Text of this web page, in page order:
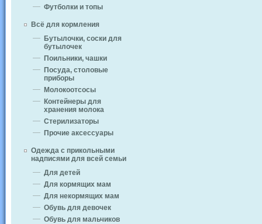
Футболки и топы
Всё для кормления
Бутылочки, соски для
бутылочек
Поильники, чашки
Посуда, столовые
приборы
Молокоотсосы
Контейнеры для
хранения молока
Стерилизаторы
Прочие аксессуары
Одежда с прикольными
надписями для всей семьи
Для детей
Для кормящих мам
Для некормящих мам
Обувь для девочек
Обувь для мальчиков